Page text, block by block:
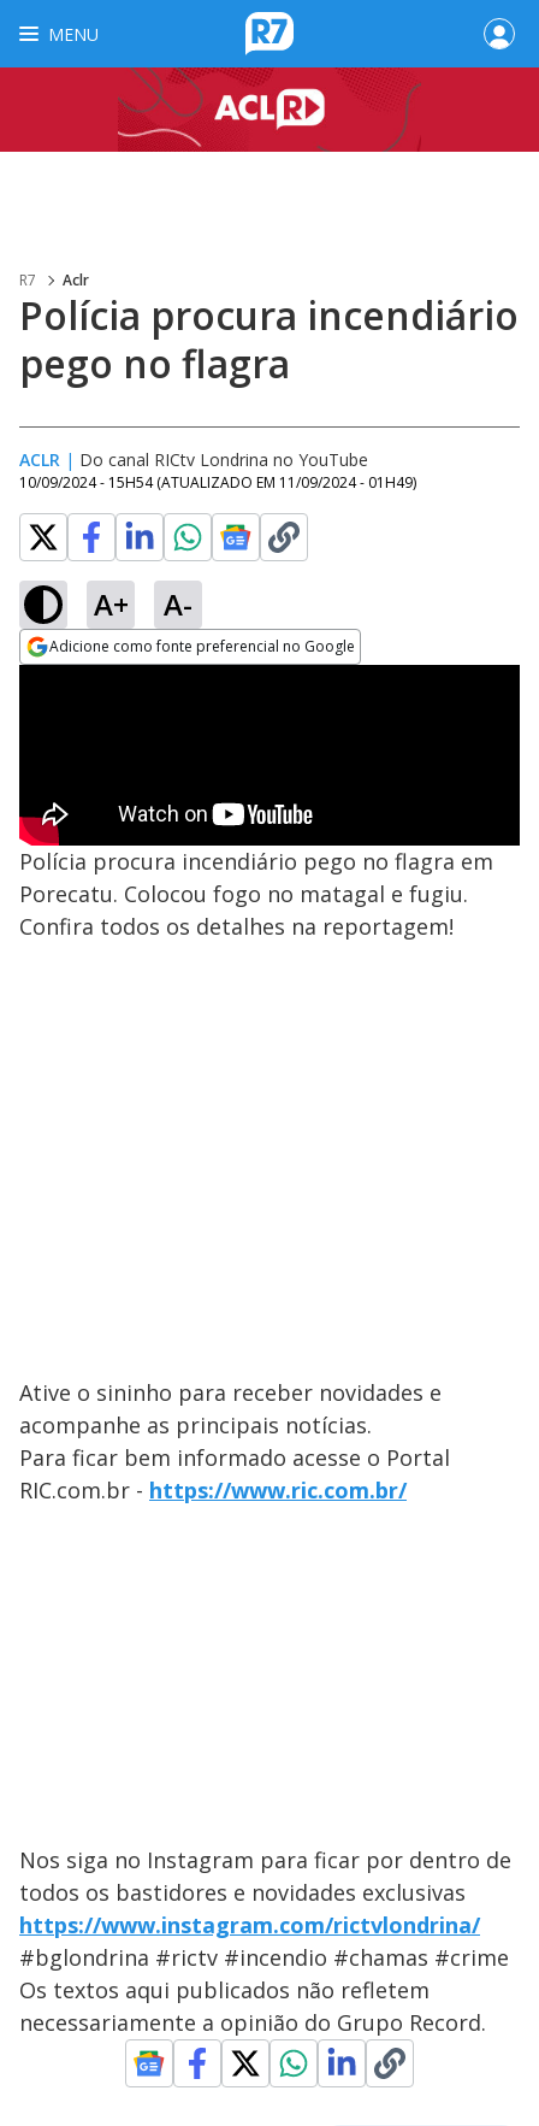
MENU
R7 Aclr
Polícia procura incendiário
pego no flagra
ACLR | Do canal RICtv Londrina no YouTube
10/09/2024 - 15H54 (ATUALIZADO EM 11/09/2024 - 01H49)
A+ A-
Adicione como fonte preferencial no Google
Polícia procura incendiário pego no flagra em
Porecatu. Colocou fogo no matagal e fugiu.
Confira todos os detalhes na reportagem!
Ative o sininho para receber novidades e
acompanhe as principais notícias.
Para ficar bem informado acesse o Portal
RIC.com.br - https://www.ric.com.br/
Nos siga no Instagram para ficar por dentro de
todos os bastidores e novidades exclusivas
https://www.instagram.com/rictvlondrina/
#bglondrina #rictv #incendio #chamas #crime
Os textos aqui publicados não refletem
necessariamente a opinião do Grupo Record.